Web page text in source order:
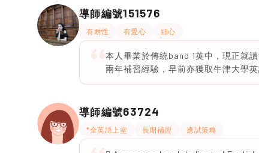
導師編號151576
有耐性 有愛心 細心
本人畢業於傳統band 1英中，現正就
兩年補習經驗，早前亦獲取牛津大學
導師編號63724
*全英語上堂 長期補習 應試策略